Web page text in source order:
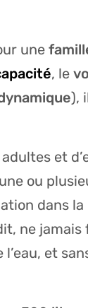
une
, le
),
et
ou
dans la
ne jamais
et